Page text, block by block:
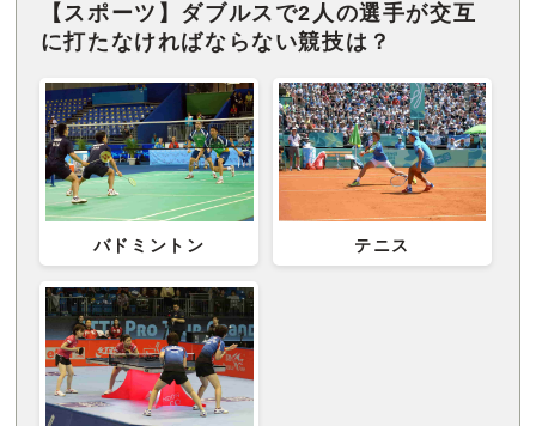
【スポーツ】ダブルスで2人の選手が交互
に打たなければならない競技は？
バドミントン テニス